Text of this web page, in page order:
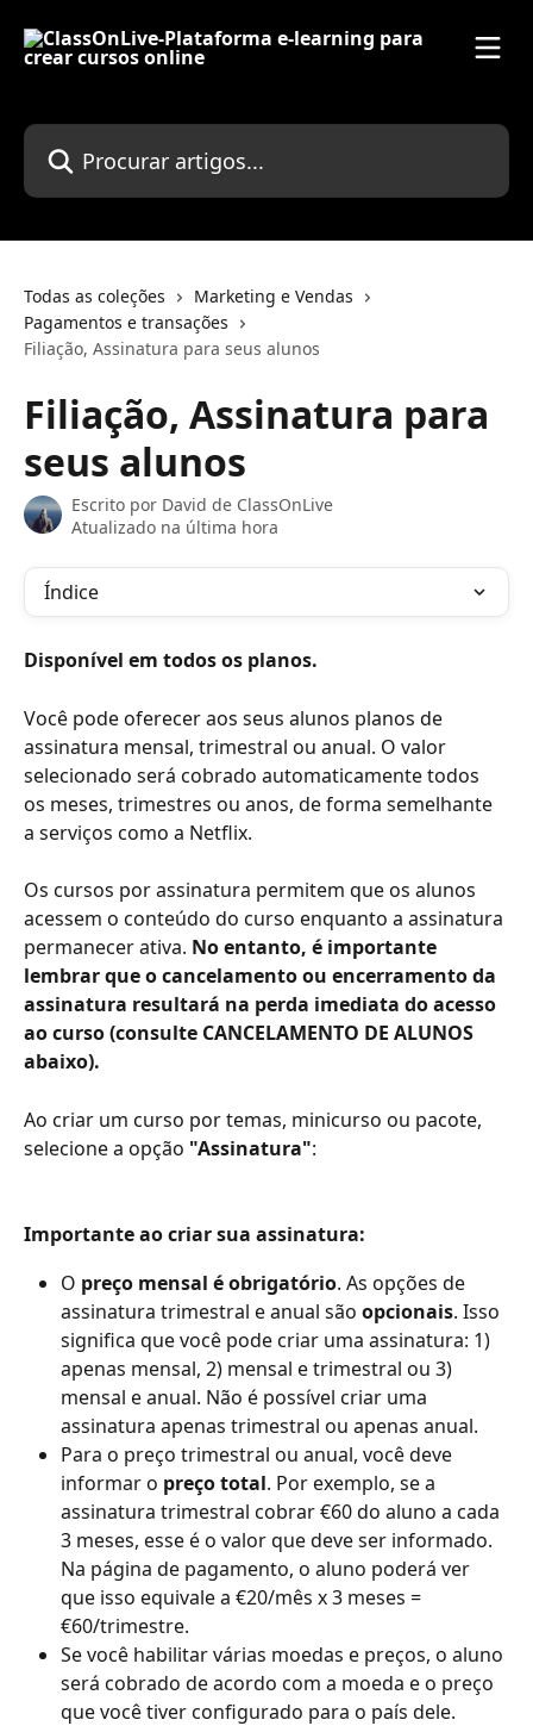
Procurar artigos...
Todas as coleções
Marketing e Vendas
Pagamentos e transações
Filiação, Assinatura para seus alunos
Filiação, Assinatura para
seus alunos
Escrito por David de ClassOnLive
Atualizado na última hora
Índice
Disponível em todos os planos.
Você pode oferecer aos seus alunos planos de
assinatura mensal, trimestral ou anual. O valor
selecionado será cobrado automaticamente todos
os meses, trimestres ou anos, de forma semelhante
a serviços como a Netflix.
Os cursos por assinatura permitem que os alunos
acessem o conteúdo do curso enquanto a assinatura
permanecer ativa. No entanto, é importante
lembrar que o cancelamento ou encerramento da
assinatura resultará na perda imediata do acesso
ao curso (consulte CANCELAMENTO DE ALUNOS
abaixo).
Ao criar um curso por temas, minicurso ou pacote,
selecione a opção "Assinatura":
Importante ao criar sua assinatura:
O preço mensal é obrigatório. As opções de
assinatura trimestral e anual são opcionais. Isso
significa que você pode criar uma assinatura: 1)
apenas mensal, 2) mensal e trimestral ou 3)
mensal e anual. Não é possível criar uma
assinatura apenas trimestral ou apenas anual.
Para o preço trimestral ou anual, você deve
informar o preço total. Por exemplo, se a
assinatura trimestral cobrar €60 do aluno a cada
3 meses, esse é o valor que deve ser informado.
Na página de pagamento, o aluno poderá ver
que isso equivale a €20/mês x 3 meses =
€60/trimestre.
Se você habilitar várias moedas e preços, o aluno
será cobrado de acordo com a moeda e o preço
que você tiver configurado para o país dele.